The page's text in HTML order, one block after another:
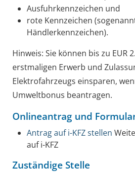
Ausfuhrkennzeichen und
rote Kennzeichen
Händlerkennzeichen).
Hinweis: Sie können bis zu EUR
erstmaligen Erwerb und
Elektrofahrzeugs einsparen,
Umweltbonus beantragen.
Onlineantrag und
Antrag auf i-KFZ stellen
auf i-KFZ
Zuständige Stelle